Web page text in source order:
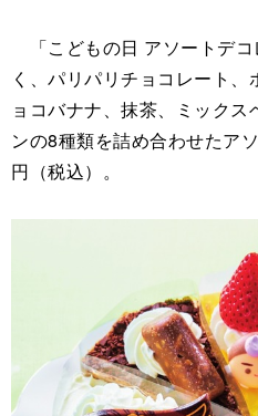
「こどもの日 アソートデ
く、パリパリチョコレート
ョコバナナ、抹茶、ミックス
ンの8種類を詰め合わせたア
円（税込）。